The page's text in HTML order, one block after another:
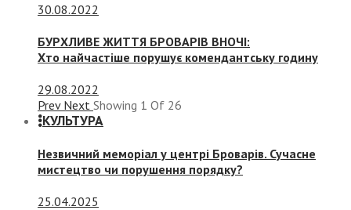
30.08.2022
БУРХЛИВЕ ЖИТТЯ БРОВАРІВ ВНОЧІ:
Хто найчастіше порушує комендантську годину
29.08.2022
Prev Next Showing 1 Of 26
КУЛЬТУРА
Незвичний меморіал у центрі Броварів. Сучасне
мистецтво чи порушення порядку?
25.04.2025